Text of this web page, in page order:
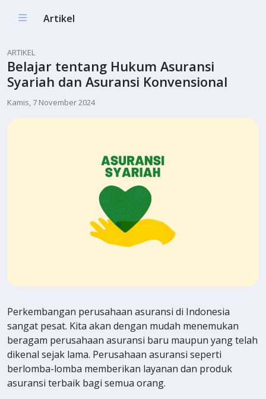
Artikel
ARTIKEL
Belajar tentang Hukum Asuransi
Syariah dan Asuransi Konvensional
Kamis, 7 November 2024
Perkembangan perusahaan asuransi di Indonesia
sangat pesat. Kita akan dengan mudah menemukan
beragam perusahaan asuransi baru maupun yang telah
dikenal sejak lama. Perusahaan asuransi seperti
berlomba-lomba memberikan layanan dan produk
asuransi terbaik bagi semua orang.